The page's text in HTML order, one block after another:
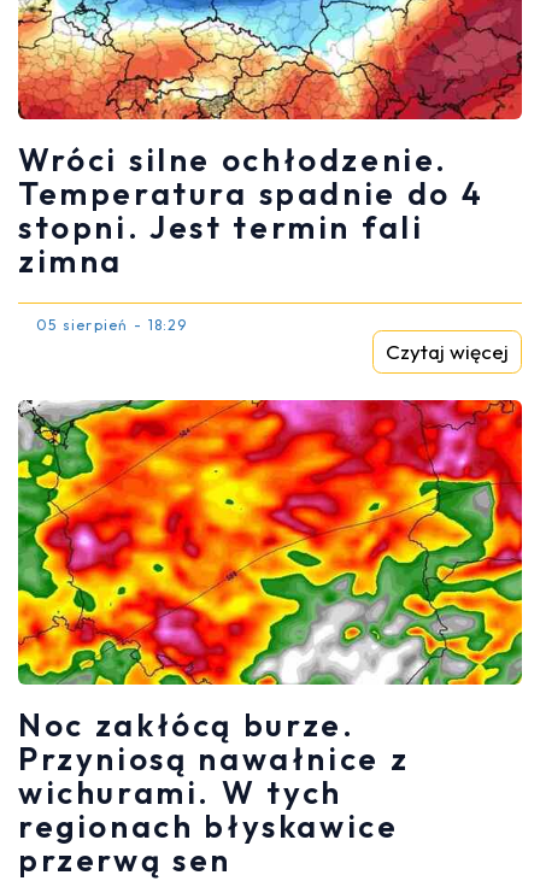
Wróci silne ochłodzenie.
Temperatura spadnie do 4
stopni. Jest termin fali
zimna
05 sierpień - 18:29
Czytaj więcej
Noc zakłócą burze.
Przyniosą nawałnice z
wichurami. W tych
regionach błyskawice
przerwą sen